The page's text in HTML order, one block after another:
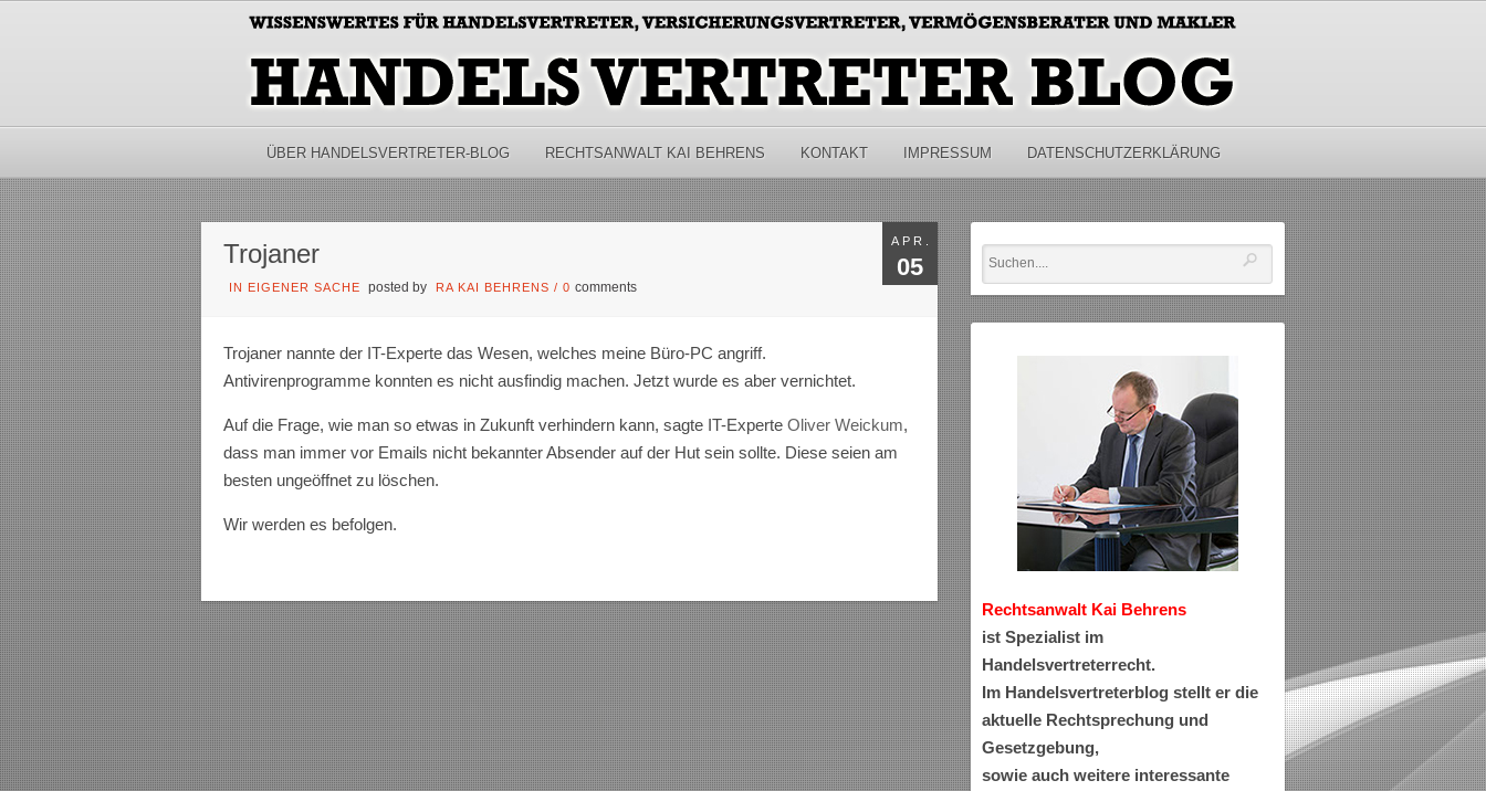
ÜBER HANDELSVERTRETER-BLOG RECHTSANWALT KAI BEHRENS KONTAKT IMPRESSUM DATENSCHUTZERKLÄRUNG
APR.
05
Trojaner
IN EIGENER SACHE posted by RA KAI BEHRENS /0comments
Trojaner nannte der IT-Experte das Wesen, welches meine Büro-PC angriff.
Antivirenprogramme konnten es nicht ausfindig machen. Jetzt wurde es aber vernichtet.
Auf die Frage, wie man so etwas in Zukunft verhindern kann, sagte IT-ExperteOliver Weickum,
dass man immer vor Emails nicht bekannter Absender auf der Hut sein sollte. Diese seien am
besten ungeöffnet zu löschen.
Wir werden es befolgen.
Rechtsanwalt Kai Behrens
ist Spezialist im
Handelsvertreterrecht.
Im Handelsvertreterblog stellt er die
aktuelle Rechtsprechung und
Gesetzgebung,
sowie auch weitere interessante